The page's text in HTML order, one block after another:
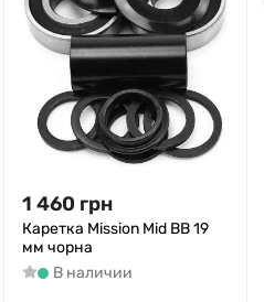
1 460 грн
Каретка Mission Mid BB 19
мм чорна
В наличии